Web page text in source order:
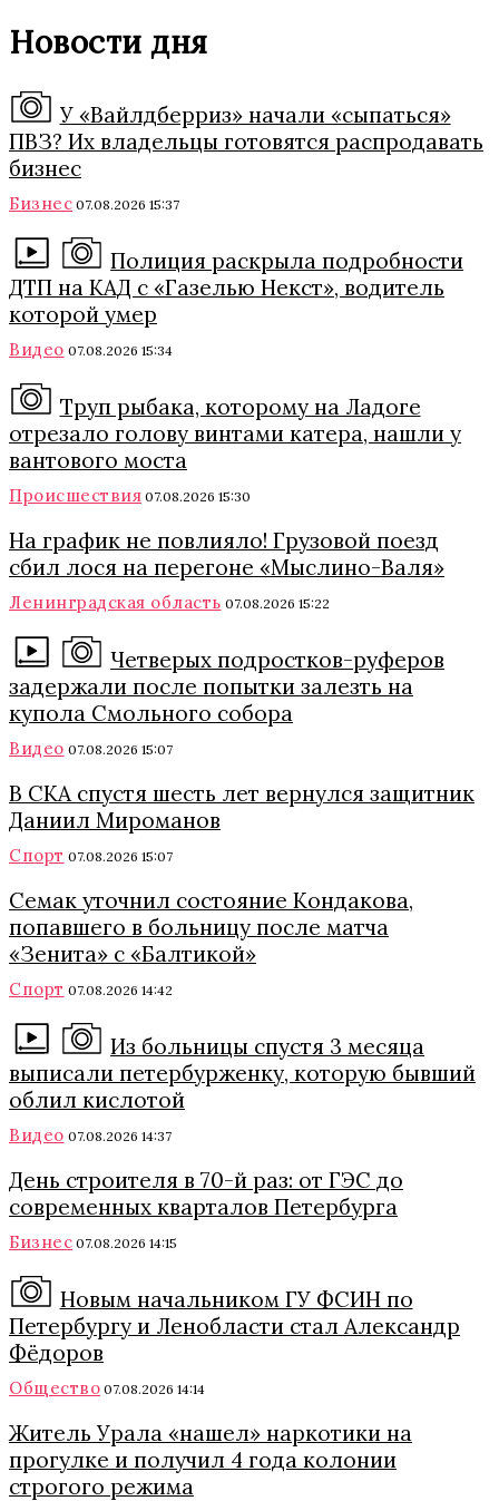
Новости дня
У «Вайлдберриз» начали «сыпаться»
ПВЗ? Их владельцы готовятся распродавать
бизнес
Бизнес 07.08.2026 15:37
Полиция раскрыла подробности
ДТП на КАД с «Газелью Некст», водитель
которой умер
Видео 07.08.2026 15:34
Труп рыбака, которому на Ладоге
отрезало голову винтами катера, нашли у
вантового моста
Происшествия 07.08.2026 15:30
На график не повлияло! Грузовой поезд
сбил лося на перегоне «Мыслино-Валя»
Ленинградская область 07.08.2026 15:22
Четверых подростков-руферов
задержали после попытки залезть на
купола Смольного собора
Видео 07.08.2026 15:07
В СКА спустя шесть лет вернулся защитник
Даниил Мироманов
Спорт 07.08.2026 15:07
Семак уточнил состояние Кондакова,
попавшего в больницу после матча
«Зенита» с «Балтикой»
Спорт 07.08.2026 14:42
Из больницы спустя 3 месяца
выписали петербурженку, которую бывший
облил кислотой
Видео 07.08.2026 14:37
День строителя в 70-й раз: от ГЭС до
современных кварталов Петербурга
Бизнес 07.08.2026 14:15
Новым начальником ГУ ФСИН по
Петербургу и Ленобласти стал Александр
Фёдоров
Общество 07.08.2026 14:14
Житель Урала «нашел» наркотики на
прогулке и получил 4 года колонии
строгого режима